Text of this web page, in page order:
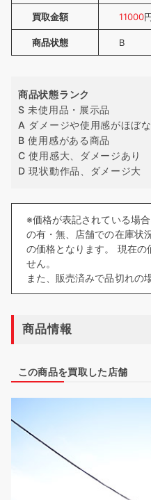
買取金額 11000
商品状態 B
商品状態ランク
S 未使用品・展示品
A ダメージや使用感がほぼ
B 使用感がある商品
C 使用感大、ダメージあり
D 現状動作品、ダメージ大
※価格が表記されている場
の有・無、店舗での在庫状
の価格となります。 現在の
せん。
また、販売済みで品切れの
商品情報
この商品を買取した店舗